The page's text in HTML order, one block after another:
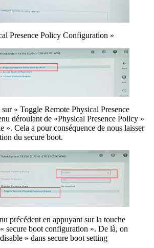
Presence Policy Configuration »
« Toggle Remote Physical Presence
déroulant de «Physical Presence Policy »
». Cela a pour conséquence de nous laisser
du secure boot.
précédent en appuyant sur la touche
secure boot configuration ». De là, on
» dans secure boot setting